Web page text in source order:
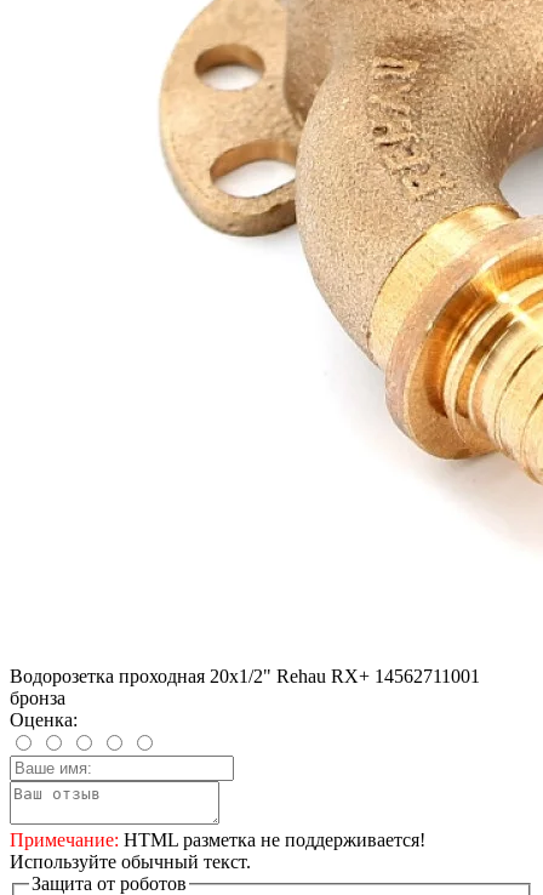
Водорозетка проходная 20x1/2" Rehau RX+ 14562711001
бронза
Оценка:
Примечание: HTML разметка не поддерживается!
Используйте обычный текст.
Защита от роботов